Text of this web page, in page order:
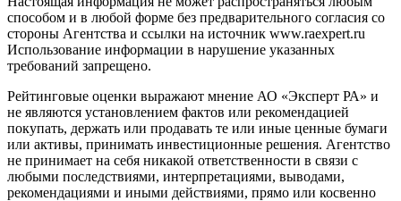
способом и в любой форме без предварительного согласия со
стороны Агентства и ссылки на источник www.raexpert.ru
Использование информации в нарушение указанных
требований запрещено.
Рейтинговые оценки выражают мнение АО «Эксперт РА» и
не являются установлением фактов или рекомендацией
покупать, держать или продавать те или иные ценные бумаги
или активы, принимать инвестиционные решения. Агентство
не принимает на себя никакой ответственности в связи с
любыми последствиями, интерпретациями, выводами,
рекомендациями и иными действиями, прямо или косвенно